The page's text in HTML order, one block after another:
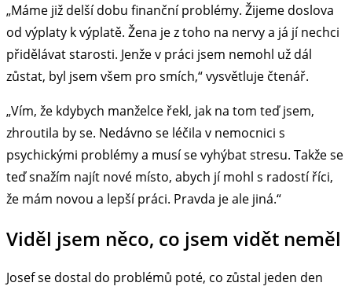
„Máme již delší dobu finanční problémy. Žijeme doslova
od výplaty k výplatě. Žena je z toho na nervy a já jí nechci
přidělávat starosti. Jenže v práci jsem nemohl už dál
zůstat, byl jsem všem pro smích,“ vysvětluje čtenář.
„Vím, že kdybych manželce řekl, jak na tom teď jsem,
zhroutila by se. Nedávno se léčila v nemocnici s
psychickými problémy a musí se vyhýbat stresu. Takže se
teď snažím najít nové místo, abych jí mohl s radostí říci,
že mám novou a lepší práci. Pravda je ale jiná.“
Viděl jsem něco, co jsem vidět neměl
Josef se dostal do problémů poté, co zůstal jeden den